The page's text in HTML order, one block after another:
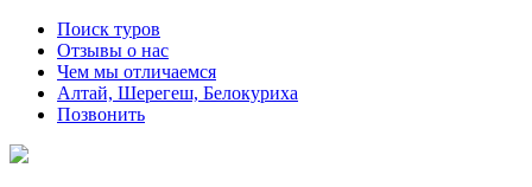
Поиск туров
Отзывы о нас
Чем мы отличаемся
Алтай, Шерегеш, Белокуриха
Позвонить